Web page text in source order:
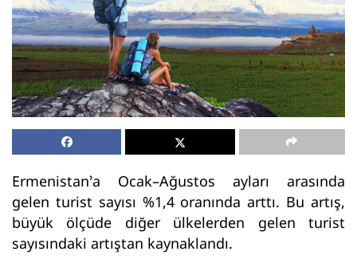
Ermenistan’a Ocak–Ağustos ayları arasında
gelen turist sayısı %1,4 oranında arttı. Bu artış,
büyük ölçüde diğer ülkelerden gelen turist
sayısındaki artıştan kaynaklandı.